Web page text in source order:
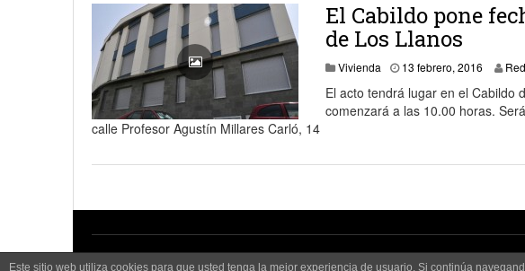
El Cabildo pone
de Los Llanos
Vivienda 13 febrero, 2016 3 abril,
El acto tendrá lugar en el Cabildo
comenzará a las 10.00 horas.
calle Profesor Agustín Millares Carló, 14
Copyright © 2026 by La Aldea Hoy - Noticias de La Aldea
Este sitio web utiliza cookies para que usted tenga la mejor experiencia de usuario. Si continúa